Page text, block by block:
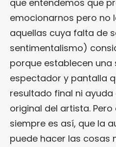
que entendemos que
emocionarnos pero no
aquellas cuya falta de
sentimentalismo)
porque establecen
espectador y pantalla
resultado final ni
original del artista.
siempre es así, que la
puede hacer las cosas